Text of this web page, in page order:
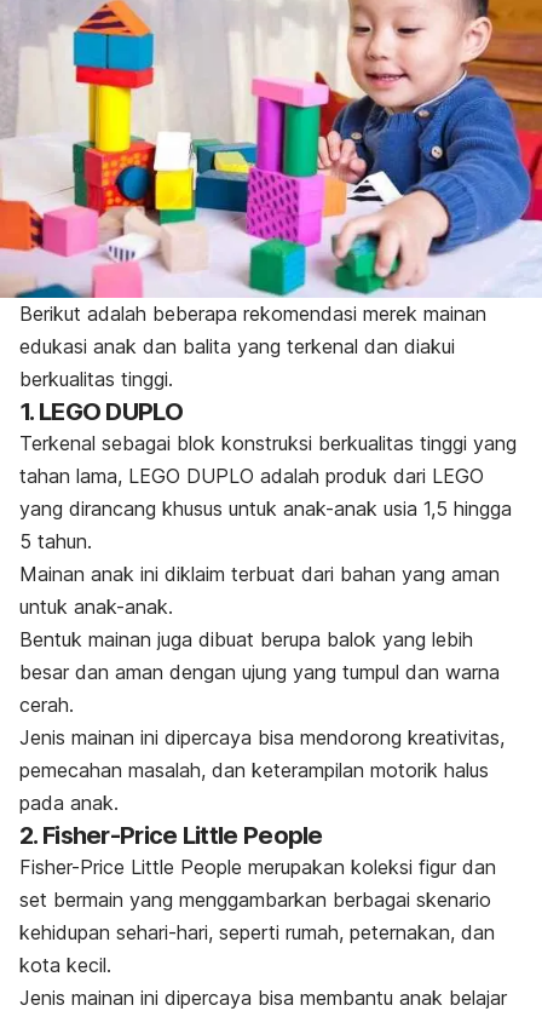
Berikut adalah beberapa rekomendasi merek mainan
edukasi anak dan balita yang terkenal dan diakui
berkualitas tinggi.
1. LEGO DUPLO
Terkenal sebagai blok konstruksi berkualitas tinggi yang
tahan lama, LEGO DUPLO adalah produk dari LEGO
yang dirancang khusus untuk anak-anak usia 1,5 hingga
5 tahun.
Mainan anak ini diklaim terbuat dari bahan yang aman
untuk anak-anak.
Bentuk mainan juga dibuat berupa balok yang lebih
besar dan aman dengan ujung yang tumpul dan warna
cerah.
Jenis mainan ini dipercaya bisa mendorong kreativitas,
pemecahan masalah, dan keterampilan motorik halus
pada anak.
2. Fisher-Price Little People
Fisher-Price Little People merupakan koleksi figur dan
set bermain yang menggambarkan berbagai skenario
kehidupan sehari-hari, seperti rumah, peternakan, dan
kota kecil.
Jenis mainan ini dipercaya bisa membantu anak belajar